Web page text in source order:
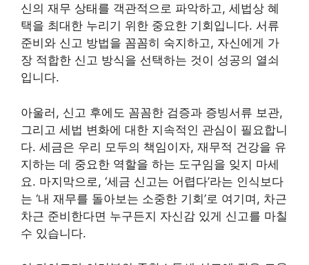
신의 재무 상태를 객관적으로 파악하고, 세법상 혜
택을 최대한 누리기 위한 중요한 기회입니다. 서류
준비와 신고 방법을 꼼꼼히 숙지하고, 자신에게 가
장 적합한 신고 방식을 선택하는 것이 성공의 열쇠
입니다.
아울러, 신고 후에도 꼼꼼한 검증과 증빙서류 보관,
그리고 세법 변화에 대한 지속적인 관심이 필요합니
다. 세금은 우리 모두의 책임이자, 재무적 건강을 유
지하는 데 중요한 역할을 하는 도구임을 잊지 마세
요. 마지막으로, ‘세금 신고는 어렵다’라는 인식보다
는 ‘내 재무를 돌아보는 소중한 기회’로 여기며, 차근
차근 준비한다면 누구든지 자신감 있게 신고를 마칠
수 있습니다.